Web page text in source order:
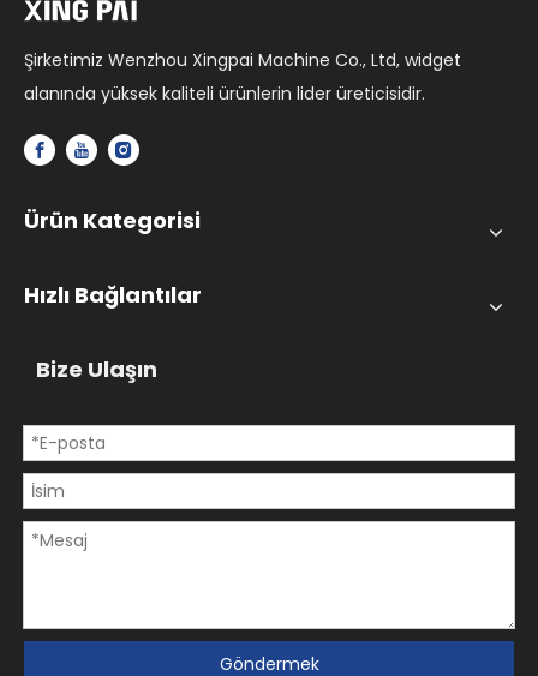
Şirketimiz Wenzhou Xingpai Machine Co., Ltd, widget
alanında yüksek kaliteli ürünlerin lider üreticisidir.
Ürün Kategorisi
Hızlı Bağlantılar
Bize Ulaşın
Göndermek